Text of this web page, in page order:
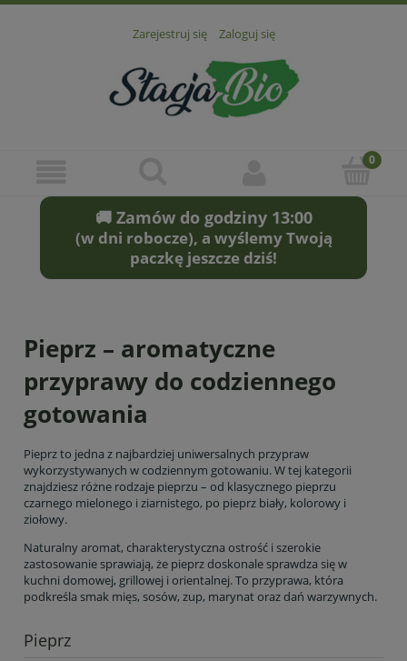
Zarejestruj się Zaloguj się
🚚 Zamów do godziny 13:00
(w dni robocze), a wyślemy Twoją
paczkę jeszcze dziś!
Pieprz – aromatyczne
przyprawy do codziennego
gotowania
Pieprz to jedna z najbardziej uniwersalnych przypraw
wykorzystywanych w codziennym gotowaniu. W tej kategorii
znajdziesz różne rodzaje pieprzu – od klasycznego pieprzu
czarnego mielonego i ziarnistego, po pieprz biały, kolorowy i
ziołowy.
Naturalny aromat, charakterystyczna ostrość i szerokie
zastosowanie sprawiają, że pieprz doskonale sprawdza się w
kuchni domowej, grillowej i orientalnej. To przyprawa, która
podkreśla smak mięs, sosów, zup, marynat oraz dań warzywnych.
Pieprz